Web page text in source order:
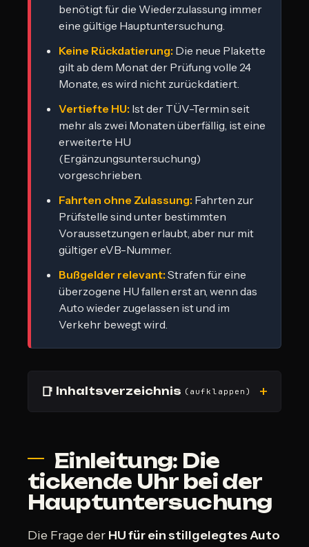
benötigt für die Wiederzulassung immer
eine gültige Hauptuntersuchung.
Keine Rückdatierung: Die neue Plakette
gilt ab dem Monat der Prüfung volle 24
Monate, es wird nicht zurückdatiert.
Vertiefte HU: Ist der TÜV-Termin seit
mehr als zwei Monaten überfällig, ist eine
erweiterte HU
(Ergänzungsuntersuchung)
vorgeschrieben.
Fahrten ohne Zulassung: Fahrten zur
Prüfstelle sind unter bestimmten
Voraussetzungen erlaubt, aber nur mit
gültiger eVB-Nummer.
Bußgelder relevant: Strafen für eine
überzogene HU fallen erst an, wenn das
Auto wieder zugelassen ist und im
Verkehr bewegt wird.
📑 Inhaltsverzeichnis (aufklappen)
Einleitung: Die
tickende Uhr bei der
Hauptuntersuchung
Die Frage der HU für ein stillgelegtes Auto